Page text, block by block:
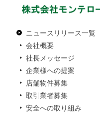
ニュースリリース一覧
会社概要
社長メッセージ
企業様への提案
店舗物件募集
取引業者募集
安全への取り組み